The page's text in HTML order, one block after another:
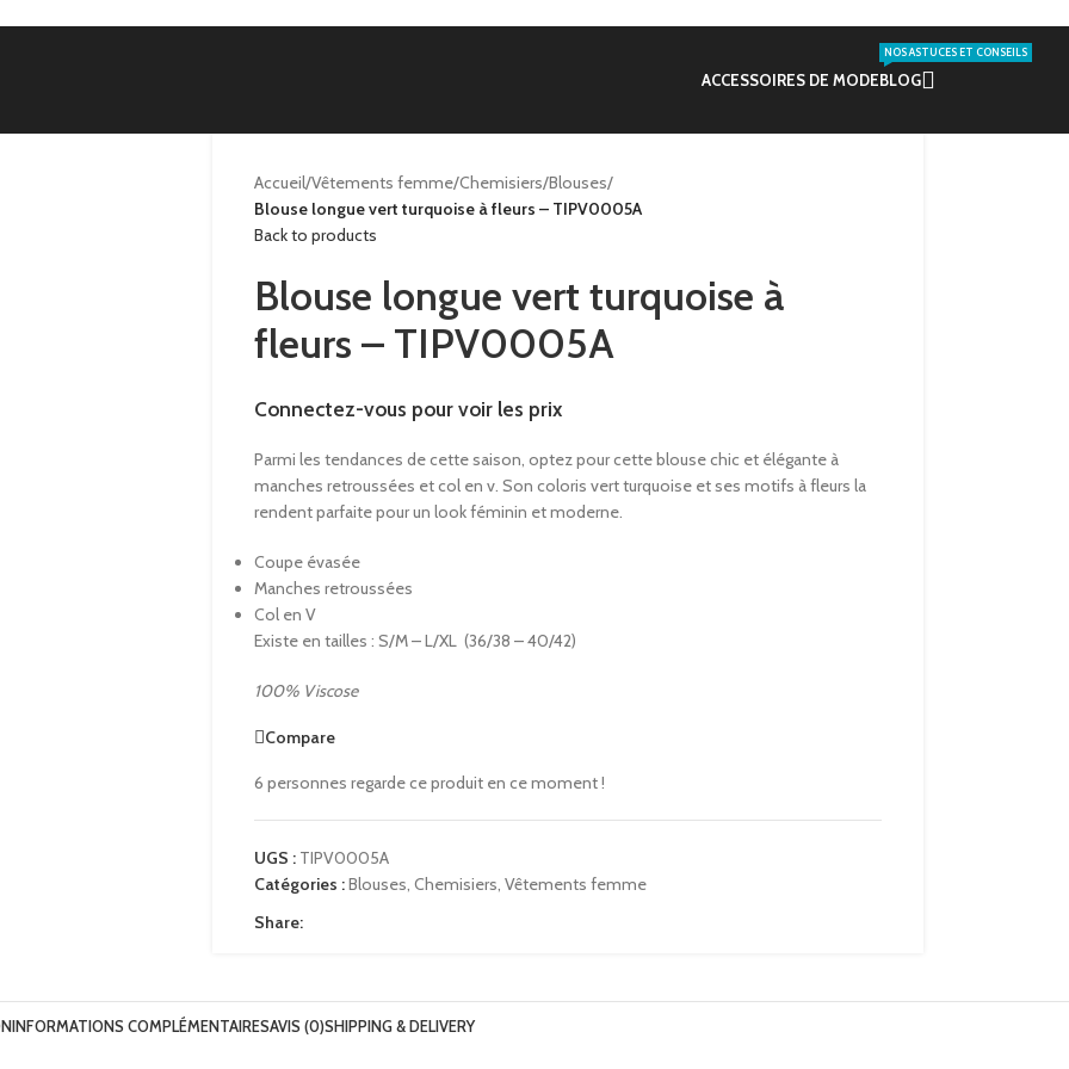
ACCESSOIRES DE MODEBLOG
NOS ASTUCES ET CONSEILS
Accueil/Vêtements femme/Chemisiers/Blouses/
Blouse longue vert turquoise à fleurs – TIPV0005A
Back to products
Blouse longue vert turquoise à
fleurs – TIPV0005A
Connectez-vous pour voir les prix
Parmi les tendances de cette saison, optez pour cette blouse chic et élégante à
manches retroussées et col en v. Son coloris vert turquoise et ses motifs à fleurs la
rendent parfaite pour un look féminin et moderne.
Coupe évasée
Manches retroussées
Col en V
Existe en tailles : S/M – L/XL (36/38 – 40/42)
100% Viscose
Compare
6 personnes regarde ce produit en ce moment !
UGS : TIPV0005A
Catégories :Blouses, Chemisiers, Vêtements femme
Share:
INFORMATIONS COMPLÉMENTAIRESAVIS (0)SHIPPING & DELIVERY